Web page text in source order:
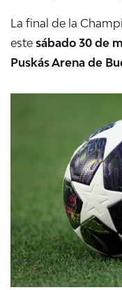
La final de la
este sábado 30 de
Puskás Arena de